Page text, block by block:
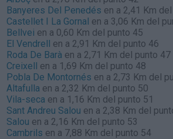
Banyeres Del Penedés en a 2,41 Km
Castellet I La Gornal en a 3,06 Km del
Bellvei en a 0,60 Km del punto 45
El Vendrell en a 2,91 Km del punto 46
Roda De Barà en a 2,71 Km del punto 47
Creixell en a 1,69 Km del punto 48
Pobla De Montornés en a 2,73 Km del
Altafulla en a 2,32 Km del punto 50
Vila-seca en a 1,16 Km del punto 51
Sant Andreu Salou en a 2,38 Km del
Salou en a 2,16 Km del punto 53
Cambrils en a 7,88 Km del punto 54